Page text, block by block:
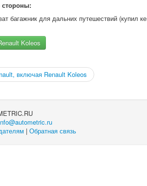
стороны:
багажник для дальних путешествий (купил
Koleos
включая Renault Koleos
| Обратная связь